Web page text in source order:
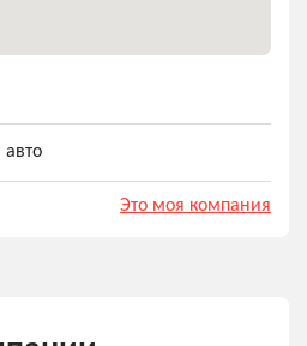
Это моя компания